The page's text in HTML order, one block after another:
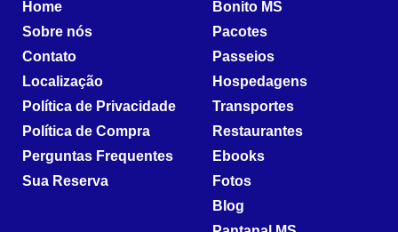
Home
Sobre nós
Contato
Localização
Política de Privacidade
Política de Compra
Perguntas Frequentes
Sua Reserva
Bonito MS
Pacotes
Passeios
Hospedagens
Transportes
Restaurantes
Ebooks
Fotos
Blog